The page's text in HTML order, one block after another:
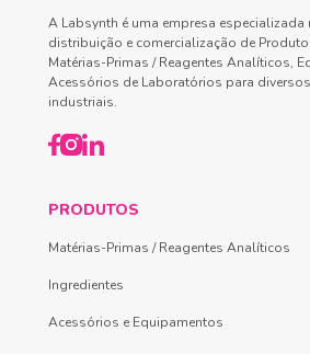
A Labsynth é uma empresa especializada
distribuição e comercialização de
Matérias-Primas / Reagentes Analíticos,
Acessórios de Laboratórios para
industriais.
PRODUTOS
Matérias-Primas / Reagentes Analíticos
Ingredientes
Acessórios e Equipamentos